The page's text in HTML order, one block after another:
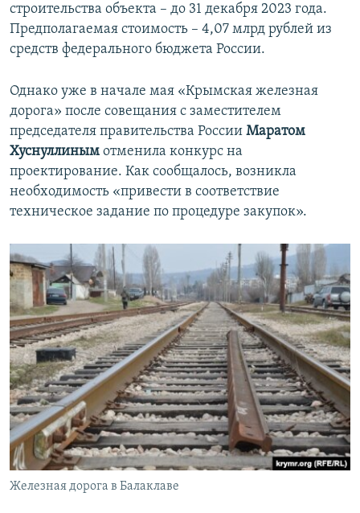
строительства объекта – до 31 декабря 2023 года.
Предполагаемая стоимость – 4,07 млрд рублей из
средств федерального бюджета России.
Однако уже в начале мая «Крымская железная
дорога» после совещания с заместителем
председателя правительства России Маратом
Хуснуллиным отменила конкурс на
проектирование. Как сообщалось, возникла
необходимость «привести в соответствие
техническое задание по процедуре закупок».
Железная дорога в Балаклаве